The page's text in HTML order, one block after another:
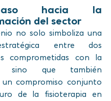
hacia la
del sector
no solo simboliza una
entre dos
comprometidas con la
sino que también
un compromiso conjunto
de la fisioterapia en